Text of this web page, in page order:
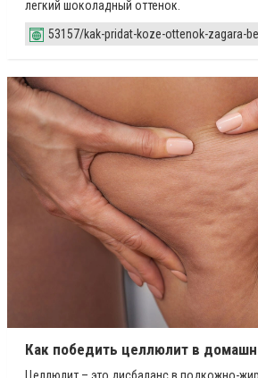
легкий шоколадный оттенок.
53157/kak-pridat-koze-ottenok-zagara-
Как победить целлюлит в
Целлюлит – это дисбаланс в подкожно-